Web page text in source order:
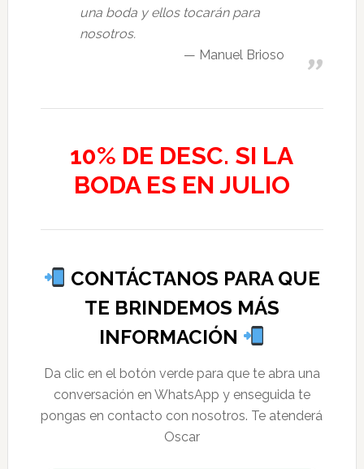
una boda y ellos tocarán para
nosotros.
Manuel Brioso
10% DE DESC. SI LA
BODA ES EN JULIO
CONTÁCTANOS PARA QUE
TE BRINDEMOS MÁS
INFORMACIÓN
Da clic en el botón verde para que te abra una
conversación en WhatsApp y enseguida te
pongas en contacto con nosotros. Te atenderá
Oscar